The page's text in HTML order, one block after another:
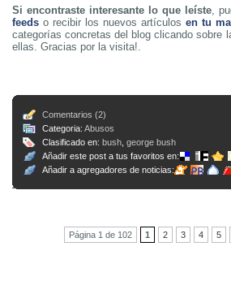
Si encontraste interesante lo que leíste,
feeds o recibir los nuevos artículosen tu
categorías concretas del blog clicando sobre
ellas. Gracias por la visita!.
Comentarios (2)
Categoria: Abusos
Clasificado en: bush george bush
Añadir este post a tus favoritos en:
Añadir a agregadores de noticias:
Página 1 de 102 1 2 3 4 5